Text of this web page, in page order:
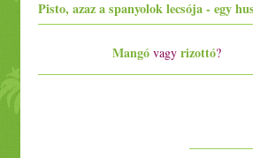
Mangó vagy rizottó?